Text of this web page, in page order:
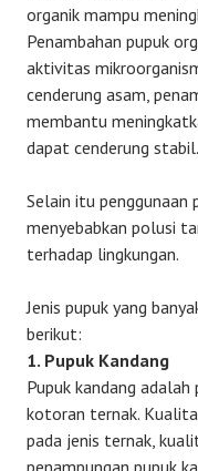
organik mampu
Penambahan pupuk
aktivitas
cenderung asam,
membantu
dapat cenderung stabil.
Selain itu penggunaan
menyebabkan polusi
terhadap lingkungan.
Jenis pupuk yang
berikut:
1. Pupuk Kandang
Pupuk kandang
kotoran ternak.
pada jenis ternak,
penampungan pupuk